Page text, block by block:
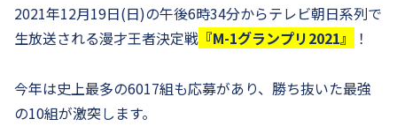
2021年12月19日(日)の午後6時34分からテレビ朝日系列で
生放送される漫才王者決定戦 『M-1グランプリ2021』 ！
今年は史上最多の6017組も応募があり、勝ち抜いた最強
の10組が激突します。